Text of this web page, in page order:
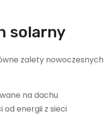
solarny
zalety nowoczesnych
na dachu
od energii z sieci